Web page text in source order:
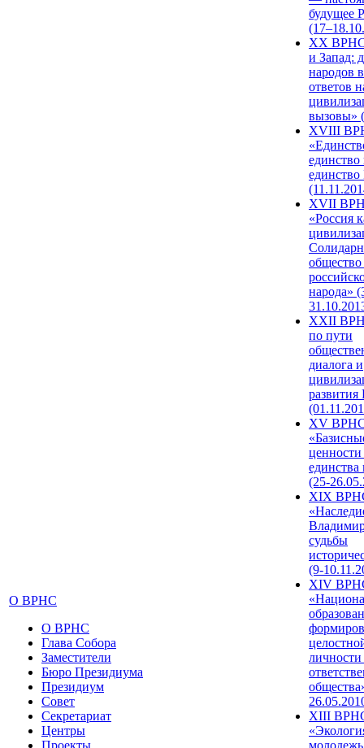
О ВРНС
О ВРНС
Глава Собора
Заместители
Бюро Президиума
Президиум
Совет
Секретариат
Центры
Проекты
будущее
XX ВРНС
и Запад:
народов
ответов
вызовы»
XVIII
единство
единство
XVII
«Россия
народа»
XXII
по пути
диалога и
развития
XV
единства
(25-
XIX
судьбы
(9-
XIV
XIII